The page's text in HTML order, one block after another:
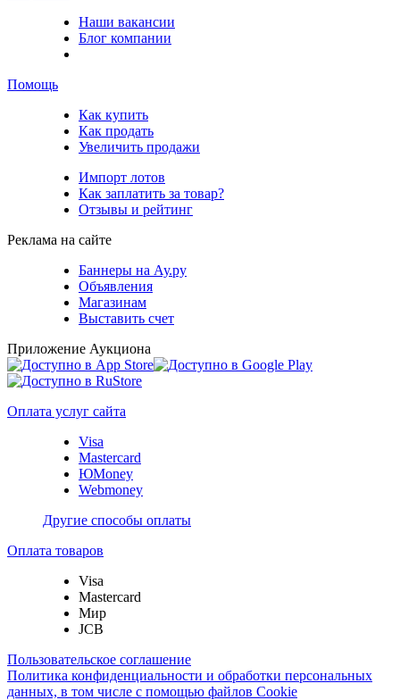
Наши вакансии
Блог компании
Помощь
Как купить
Как продать
Увеличить продажи
Импорт лотов
Как заплатить за товар?
Отзывы и рейтинг
Реклама на сайте
Баннеры на Ау.ру
Объявления
Магазинам
Выставить счет
Приложение Аукциона
Оплата услуг сайта
Visa
Mastercard
ЮMoney
Webmoney
Другие способы оплаты
Оплата товаров
Visa
Mastercard
Мир
JCB
Пользовательское соглашение
Политика конфиденциальности и обработки персональных
данных, в том числе с помощью файлов Cookie